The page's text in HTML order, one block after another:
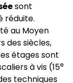
sont
réduite.
au Moyen
des siècles,
étages sont
à vis (15e
techniques